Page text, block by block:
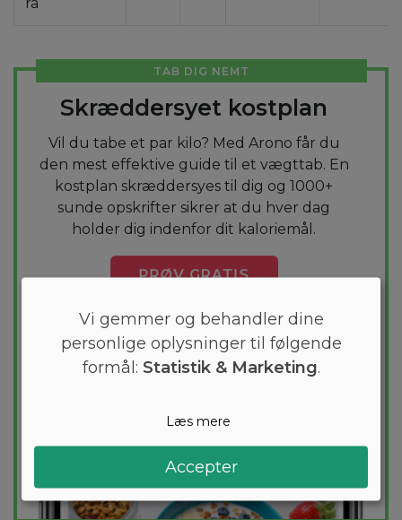
TAB DIG NEMT
Skræddersyet kostplan
Vil du tabe et par kilo? Med Arono får du
den mest effektive guide til et vægttab. En
kostplan skræddersyes til dig og 1000+
sunde opskrifter sikrer at du hver dag
holder dig indenfor dit kaloriemål.
PRØVGRATIS
Vi gemmer og behandler dine
personlige oplysninger til følgende
formål: Statistik & Marketing.
Læs mere
Accepter